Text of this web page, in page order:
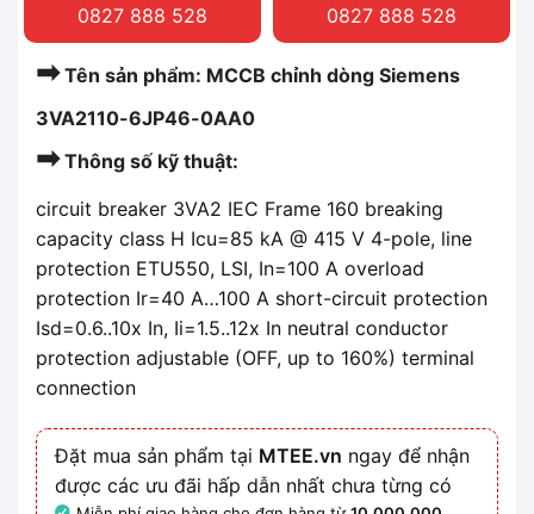
0827 888 528
0827 888 528
➡Tên sản phẩm: MCCB chỉnh dòng Siemens
3VA2110-6JP46-0AA0
➡Thông số kỹ thuật:
circuit breaker 3VA2 IEC Frame 160 breaking
capacity class H Icu=85 kA @ 415 V 4-pole, line
protection ETU550, LSI, In=100 A overload
protection Ir=40 A…100 A short-circuit protection
Isd=0.6..10x In, Ii=1.5..12x In neutral conductor
protection adjustable (OFF, up to 160%) terminal
connection
Đặt mua sản phẩm tại MTEE.vn ngay để nhận
được các ưu đãi hấp dẫn nhất chưa từng có